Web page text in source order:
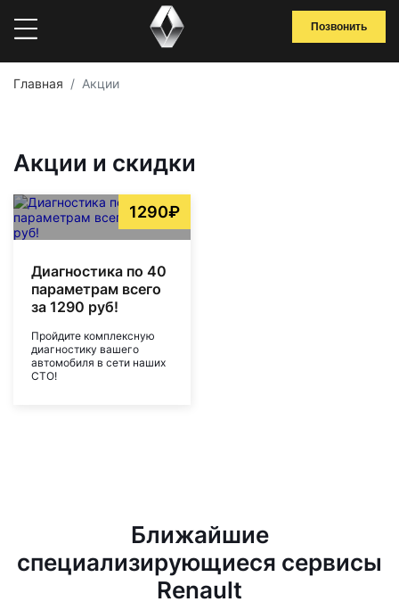
Позвонить
Главная Акции
Акции и скидки
1290₽
Диагностика по 40
параметрам всего
за 1290 руб!
Пройдите комплексную
диагностику вашего
автомобиля в сети наших
СТО!
Ближайшие
специализирующиеся сервисы
Renault